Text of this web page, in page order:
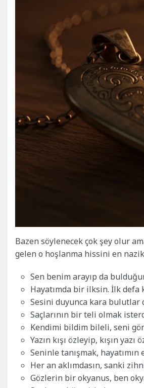
Bazen söylenecek çok şey olur
gelen o hoşlanma hissini en
Sen benim arayıp da
Hayatımda bir ilksin. İlk
Sesini duyunca kara bulutlar
Saçlarının bir teli olmak
Kendimi bildim bileli, seni
Yazın kışı özleyip, kışın
Seninle tanışmak,
Her an aklımdasın, sanki
Gözlerin bir okyanus, ben